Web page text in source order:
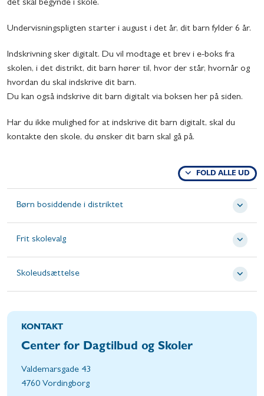
det skal begynde i skole.
Undervisningspligten starter i august i det år, dit barn fylder 6 år.
Indskrivning sker digitalt. Du vil modtage et brev i e-boks fra
skolen, i det distrikt, dit barn hører til, hvor der står, hvornår og
hvordan du skal indskrive dit barn.
Du kan også indskrive dit barn digitalt via boksen her på siden.
Har du ikke mulighed for at indskrive dit barn digitalt, skal du
kontakte den skole, du ønsker dit barn skal gå på.
FOLD ALLE UD
Børn bosiddende i distriktet
Frit skolevalg
Skoleudsættelse
KONTAKT
Center for Dagtilbud og Skoler
Valdemarsgade 43
4760 Vordingborg